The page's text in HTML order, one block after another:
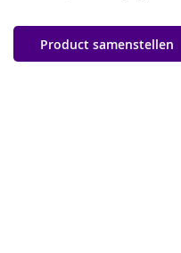
Product samenstellen